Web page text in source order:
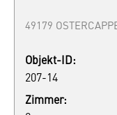
49179
Objekt-ID:
207-14
Zimmer: